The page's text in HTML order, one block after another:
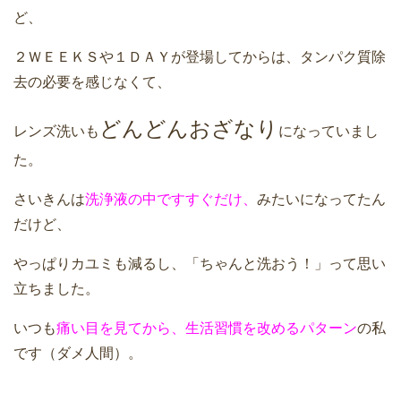
ど、
２ＷＥＥＫＳや１ＤＡＹが登場してからは、タンパク質除
去の必要を感じなくて、
レンズ洗いも どんどんおざなり になっていまし
た。
さいきんは洗浄液の中ですすぐだけ、 みたいになってたん
だけど、
やっぱりカユミも減るし、「ちゃんと洗おう！」って思い
立ちました。
いつも痛い目を見てから、生活習慣を改めるパターンの私
です（ダメ人間）。